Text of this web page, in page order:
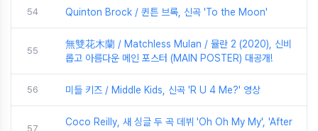
54 Quinton Brock / 퀸튼 브록, 신곡 'To the Moon'
55
無雙花木蘭 / Matchless Mulan / 뮬란 2 (2020), 신비
롭고 아름다운 메인 포스터 (MAIN POSTER) 대공개!
56 미들 키즈 / Middle Kids, 신곡 'R U 4 Me?' 영상
57
Coco Reilly, 새 싱글 두 곡 데뷔 'Oh Oh My My', 'After